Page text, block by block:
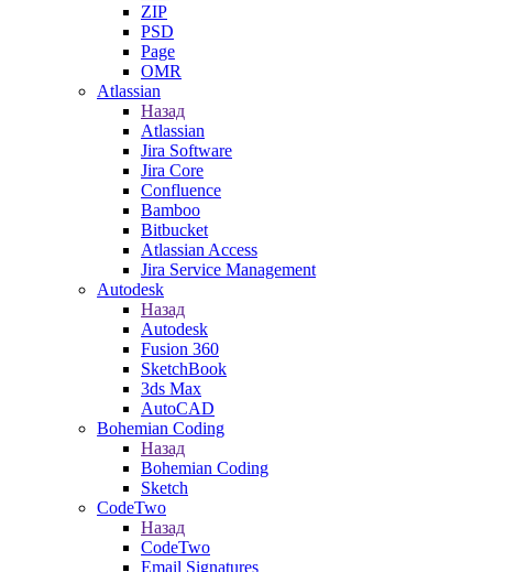
ZIP
PSD
Page
OMR
Atlassian
Назад
Atlassian
Jira Software
Jira Core
Confluence
Bamboo
Bitbucket
Atlassian Access
Jira Service Management
Autodesk
Назад
Autodesk
Fusion 360
SketchBook
3ds Max
AutoCAD
Bohemian Coding
Назад
Bohemian Coding
Sketch
CodeTwo
Назад
CodeTwo
Email Signatures